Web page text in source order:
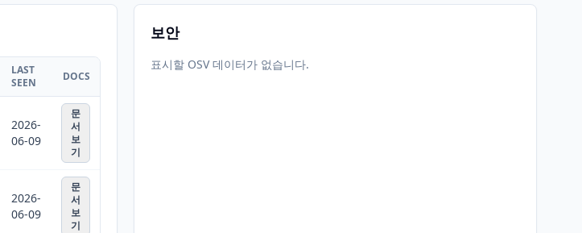
LAST
SEEN
DOCS
2026-
06-09
문
서
보
기
2026-
06-09
문
서
보
기
보안
표시할 OSV 데이터가 없습니다.